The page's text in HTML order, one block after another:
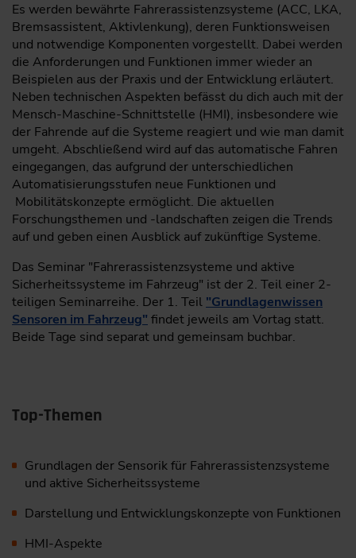
Es werden bewährte Fahrerassistenzsysteme (ACC, LKA,
Brems­assistent, Aktivlenkung), deren Funktionsweisen
und notwendige Komponenten vorgestellt. Dabei werden
die Anforderungen und Funktionen immer wieder an
Beispielen aus der Praxis und der Entwicklung erläutert.
Neben technischen Aspekten befässt du dich auch mit der
Mensch-Maschine-Schnittstelle (HMI), insbesondere wie
der Fahrende auf die Systeme reagiert und wie man damit
umgeht. Abschließend wird auf das automatische Fahren
eingegangen, das aufgrund der unterschiedlichen
Automatisierungsstufen neue Funktionen und
Mobilitätskonzepte ermöglicht. Die aktuellen
Forschungsthemen und -landschaften zeigen die Trends
auf und geben einen Ausblick auf zukünftige Systeme.
Das Seminar "Fahrerassistenzsysteme und aktive
Sicherheitssysteme im Fahrzeug" ist der 2. Teil einer 2-
teiligen Seminarreihe. Der 1. Teil "Grundlagenwissen
Sensoren im Fahrzeug" findet jeweils am Vortag statt.
Beide Tage sind separat und gemeinsam buchbar.
Top-Themen
Grundlagen der Sensorik für Fahrerassistenzsysteme
und aktive Sicherheitssysteme
Darstellung und Entwicklungskonzepte von Funktionen
HMI-Aspekte